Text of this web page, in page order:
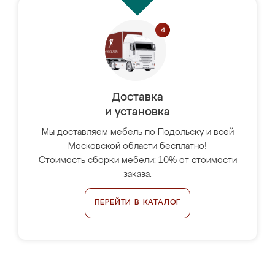
Доставка
и установка
Мы доставляем мебель по Подольску и всей
Московской области бесплатно!
Стоимость сборки мебели: 10% от стоимости
заказа.
ПЕРЕЙТИ В КАТАЛОГ